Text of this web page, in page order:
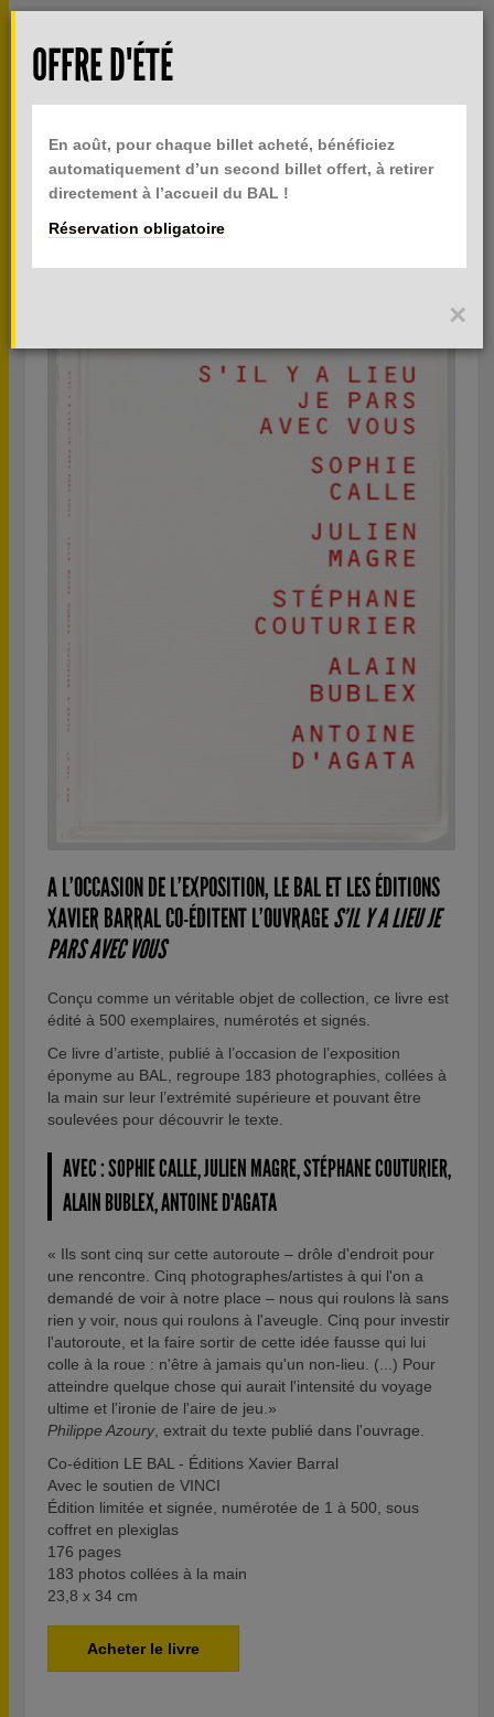
Aller au contenu principal
TOGGLE
NAVIGATION
MENU
BILLETTERIE
S'IL Y A LIEU JE PARS AVEC VOUS
A L’OCCASION DE L’EXPOSITION, LE BAL ET LES ÉDITIONS
XAVIER BARRAL CO-ÉDITENT L’OUVRAGES’IL Y A LIEU JE
PARS AVEC VOUS
Conçu comme un véritable objet de collection, ce livre est
édité à 500 exemplaires, numérotés et signés.
Ce livre d’artiste, publié à l’occasion de l’exposition
éponyme au BAL, regroupe 183 photographies, collées à
la main sur leur l’extrémité supérieure et pouvant être
soulevées pour découvrir le texte.
AVEC : SOPHIE CALLE, JULIEN MAGRE, STÉPHANE COUTURIER,
ALAIN BUBLEX, ANTOINE D'AGATA
« Ils sont cinq sur cette autoroute – drôle d'endroit pour
une rencontre. Cinq photographes/artistes à qui l'on a
demandé de voir à notre place – nous qui roulons là sans
rien y voir, nous qui roulons à l'aveugle. Cinq pour investir
l'autoroute, et la faire sortir de cette idée fausse qui lui
colle à la roue : n'être à jamais qu'un non-lieu. (...) Pour
atteindre quelque chose qui aurait l'intensité du voyage
ultime et l'ironie de l'aire de jeu.»
Philippe Azoury, extrait du texte publié dans l'ouvrage.
Co-édition LE BAL - Éditions Xavier Barral
Avec le soutien de VINCI
Édition limitée et signée, numérotée de 1 à 500, sous
coffret en plexiglas
176 pages
183 photos collées à la main
23,8 x 34 cm
Acheter le livre
OFFRE D'ÉTÉ
En août, pour chaque billet acheté, bénéficiez
automatiquement d’un second billet offert, à retirer
directement à l’accueil du BAL !
Réservation obligatoire
×